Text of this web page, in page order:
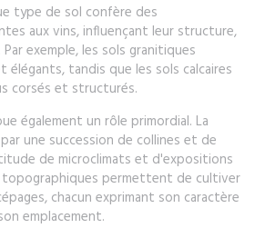
type de sol confère des
aux vins, influençant leur structure,
exemple, les sols granitiques
tandis que les sols calcaires
corsés et structurés.
également un rôle primordial. La
une succession de collines et de
de microclimats et d'expositions
topographiques permettent de cultiver
chacun exprimant son caractère
emplacement.